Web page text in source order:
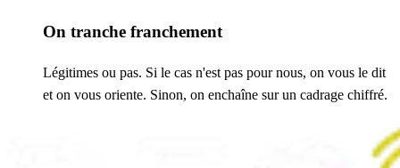
On tranche franchement
Légitimes ou pas. Si le cas n'est pas pour nous, on vous le dit
et on vous oriente. Sinon, on enchaîne sur un cadrage chiffré.